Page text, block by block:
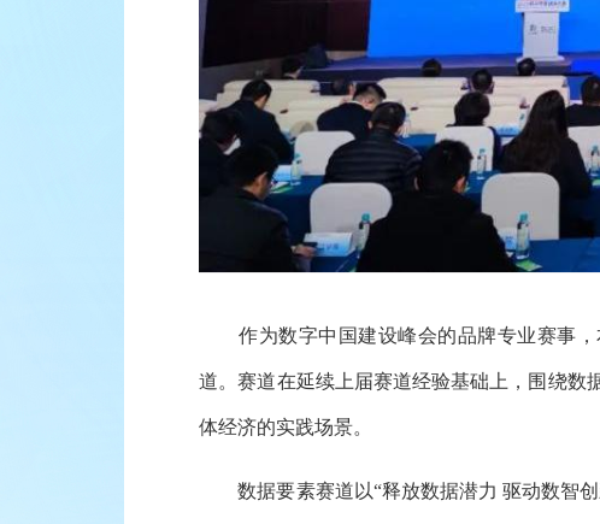
作为数字中国建设峰会的品牌专业赛事，
道。赛道在延续上届赛道经验基础上，围绕数
体经济的实践场景。
数据要素赛道以“释放数据潜力 驱动数智创